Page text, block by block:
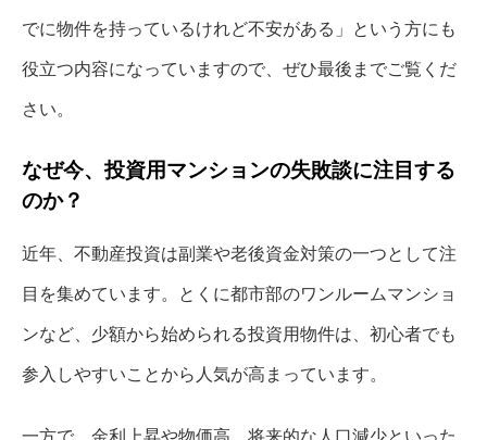
でに物件を持っているけれど不安がある」という方にも
役立つ内容になっていますので、ぜひ最後までご覧くだ
さい。
なぜ今、投資用マンションの失敗談に注目する
のか？
近年、不動産投資は副業や老後資金対策の一つとして注
目を集めています。とくに都市部のワンルームマンショ
ンなど、少額から始められる投資用物件は、初心者でも
参入しやすいことから人気が高まっています。